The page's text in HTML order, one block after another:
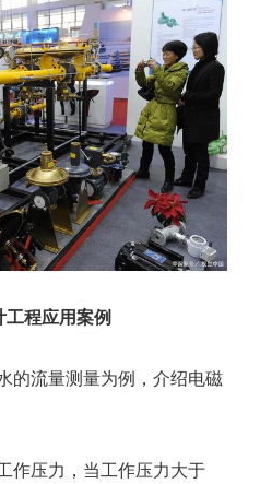
工程应用案例
的流量测量为例，介绍电磁
作压力，当工作压力大于